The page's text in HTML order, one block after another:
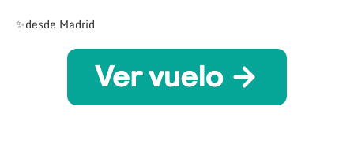
✨desde Madrid